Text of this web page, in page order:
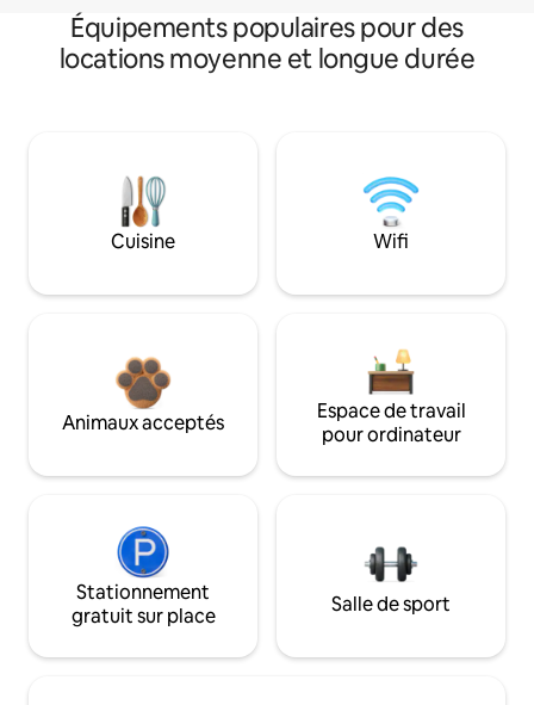
Équipements populaires pour des
locations moyenne et longue durée
Cuisine Wifi
Animaux acceptés
Espace de travail
pour ordinateur
Stationnement
gratuit sur place
Salle de sport